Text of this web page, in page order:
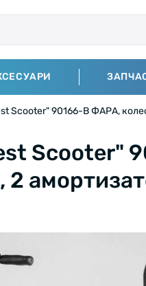
Scooter" 90166-B ФАРА,
Scooter"